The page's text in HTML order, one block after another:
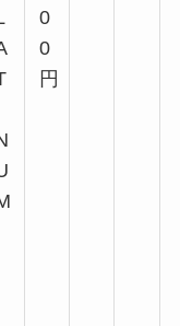
0
0
円